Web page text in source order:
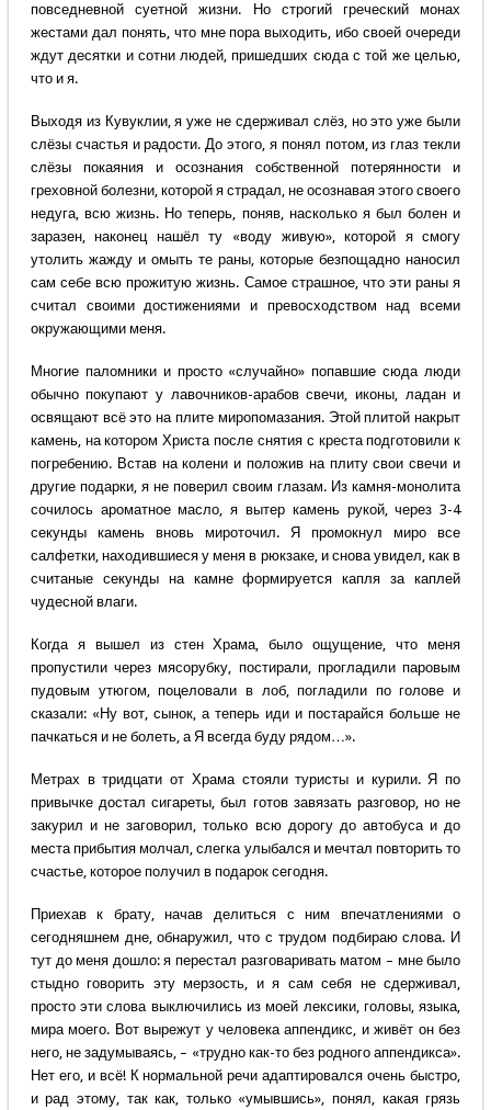
повседневной суетной жизни. Но строгий греческий монах
жестами дал понять, что мне пора выходить, ибо своей очереди
ждут десятки и сотни людей, пришедших сюда с той же целью,
что и я.
Выходя из Кувуклии, я уже не сдерживал слёз, но это уже были
слёзы счастья и радости. До этого, я понял потом, из глаз текли
слёзы покаяния и осознания собственной потерянности и
греховной болезни, которой я страдал, не осознавая этого своего
недуга, всю жизнь. Но теперь, поняв, насколько я был болен и
заразен, наконец нашёл ту «воду живую», которой я смогу
утолить жажду и омыть те раны, которые безпощадно наносил
сам себе всю прожитую жизнь. Самое страшное, что эти раны я
считал своими достижениями и превосходством над всеми
окружающими меня.
Многие паломники и просто «случайно» попавшие сюда люди
обычно покупают у лавочников-арабов свечи, иконы, ладан и
освящают всё это на плите миропомазания. Этой плитой накрыт
камень, на котором Христа после снятия с креста подготовили к
погребению. Встав на колени и положив на плиту свои свечи и
другие подарки, я не поверил своим глазам. Из камня-монолита
сочилось ароматное масло, я вытер камень рукой, через 3-4
секунды камень вновь мироточил. Я промокнул миро все
салфетки, находившиеся у меня в рюкзаке, и снова увидел, как в
считаные секунды на камне формируется капля за каплей
чудесной влаги.
Когда я вышел из стен Храма, было ощущение, что меня
пропустили через мясорубку, постирали, прогладили паровым
пудовым утюгом, поцеловали в лоб, погладили по голове и
сказали: «Ну вот, сынок, а теперь иди и постарайся больше не
пачкаться и не болеть, а Я всегда буду рядом…».
Метрах в тридцати от Храма стояли туристы и курили. Я по
привычке достал сигареты, был готов завязать разговор, но не
закурил и не заговорил, только всю дорогу до автобуса и до
места прибытия молчал, слегка улыбался и мечтал повторить то
счастье, которое получил в подарок сегодня.
Приехав к брату, начав делиться с ним впечатлениями о
сегодняшнем дне, обнаружил, что с трудом подбираю слова. И
тут до меня дошло: я перестал разговаривать матом – мне было
стыдно говорить эту мерзость, и я сам себя не сдерживал,
просто эти слова выключились из моей лексики, головы, языка,
мира моего. Вот вырежут у человека аппендикс, и живёт он без
него, не задумываясь, – «трудно как-то без родного аппендикса».
Нет его, и всё! К нормальной речи адаптировался очень быстро,
и рад этому, так как, только «умывшись», понял, какая грязь